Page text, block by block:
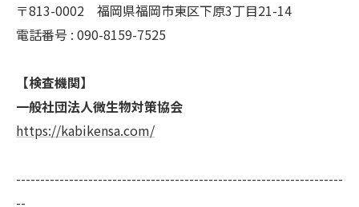
〒813-0002 福岡県福岡市東区下原3丁目21-14
電話番号 : 090-8159-7525
【検査機関】
一般社団法人微生物対策協会
https://kabikensa.com/
--------------------------------------------------------------------
--